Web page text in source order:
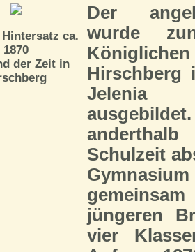
ca.
1870
der Zeit in
Der
wurde
Hirschberg
Jelenia
Schulzeit
jüngeren
vier